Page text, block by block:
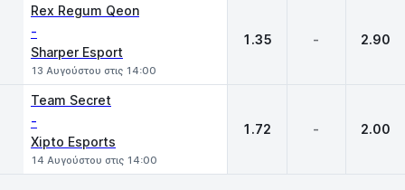
Rex Regum Qeon
-
Sharper Esport
13 Αυγούστου στις 14:00
1.35 - 2.90
Team Secret
-
Xipto Esports
14 Αυγούστου στις 14:00
1.72 - 2.00